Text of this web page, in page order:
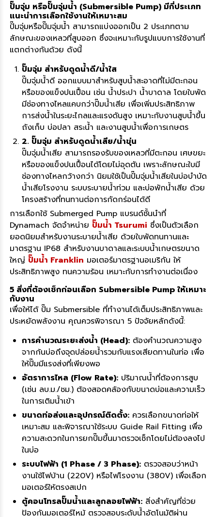
ปั๊มจุ่ม หรือปั๊มจุ่มน้ำ (Submersible Pump) มีกี่ประเภท
แนะนำการเลือกใช้งานให้เหมาะสม
ปั๊มจุ่มหรือปั๊มจุ่มน้ำ สามารถแบ่งออกเป็น 2 ประเภทตาม
ลักษณะของเหลวที่สูบออก ซึ่งจะเหมาะกับรูปแบบการใช้งานที่
แตกต่างกันด้วย ดังนี้
ปั๊มจุ่ม สำหรับดูดน้ำดี/น้ำใส
ปั๊มจุ่มน้ำดี ออกแบบมาสำหรับสูบน้ำสะอาดที่ไม่มีตะกอน
หรือของแข็งปนเปื้อน เช่น น้ำประปา น้ำบาดาล โดยใบพัด
มีช่องทางไหลแคบกว่าปั๊มน้ำเสีย เพื่อเพิ่มประสิทธิภาพ
การส่งน้ำในระยะไกลและแรงดันสูง เหมาะกับงานสูบน้ำขึ้น
ถังเก็บ บ่อปลา สระน้ำ และงานสูบน้ำเพื่อการเกษตร
2. ปั๊มจุ่ม สำหรับดูดน้ำเสีย/น้ำขุ่น
ปั๊มจุ่มน้ำเสีย สามารถรองรับของเหลวที่มีตะกอน เศษขยะ
หรือของแข็งปนเปื้อนได้โดยไม่อุดตัน เพราะลักษณะใบมี
ช่องทางไหลกว้างกว่า นิยมใช้เป็นปั๊มจุ่มน้ำเสียในบ่อบำบัด
น้ำเสียโรงงาน ระบบระบายน้ำท่วม และบ่อพักน้ำเสีย ด้วย
โครงสร้างที่ทนทานต่อการกัดกร่อนได้ดี
การเลือกใช้ Submerged Pump แบรนด์ชั้นนำที่
Dynamach จัดจำหน่าย ปั๊มน้ำ Tsurumi ซึ่งเป็นตัวเลือก
ยอดนิยมสำหรับงานระบายน้ำเสีย ด้วยใบพัดทนทานและ
มาตรฐาน IP68 สำหรับงานบาดาลและระบบน้ำเกษตรขนาด
ใหญ่ ปั๊มน้ำ Franklin มอเตอร์มาตรฐานอเมริกัน ให้
ประสิทธิภาพสูง ทนความร้อน เหมาะกับการทำงานต่อเนื่อง
5 สิ่งที่ต้องเช็กก่อนเลือก Submersible Pump ให้เหมาะ
กับงาน
เพื่อให้ได้ ปั๊ม Submersible ที่ทำงานได้เต็มประสิทธิภาพและ
ประหยัดพลังงาน คุณควรพิจารณา 5 ปัจจัยหลักดังนี้:
การคำนวณระยะส่งน้ำ (Head): ต้องคำนวณความสูง
จากก้นบ่อถึงจุดปล่อยน้ำรวมกับแรงเสียดทานในท่อ เพื่อ
ให้ปั๊มมีแรงส่งที่เพียงพอ
อัตราการไหล (Flow Rate): ปริมาณน้ำที่ต้องการสูบ
(เช่น ลบ.ม./ชม.) ต้องสอดคล้องกับขนาดบ่อและความเร็ว
ในการเติมน้ำเข้า
ขนาดท่อส่งและอุปกรณ์ติดตั้ง: ควรเลือกขนาดท่อให้
เหมาะสม และพิจารณาใช้ระบบ Guide Rail Fitting เพื่อ
ความสะดวกในการยกปั๊มขึ้นมาตรวจเช็กโดยไม่ต้องลงไป
ในบ่อ
ระบบไฟฟ้า (1 Phase / 3 Phase): ตรวจสอบว่าหน้า
งานใช้ไฟบ้าน (220V) หรือไฟโรงงาน (380V) เพื่อเลือก
มอเตอร์ให้ตรงสเปก
ตู้คอนโทรลปั๊มน้ำและลูกลอยไฟฟ้า: สิ่งสำคัญที่ช่วย
ป้องกันมอเตอร์ไหม้ ตรวจสอบระดับน้ำอัตโนมัติผ่าน